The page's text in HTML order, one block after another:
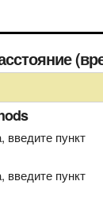
→
введите пункт
введите пункт